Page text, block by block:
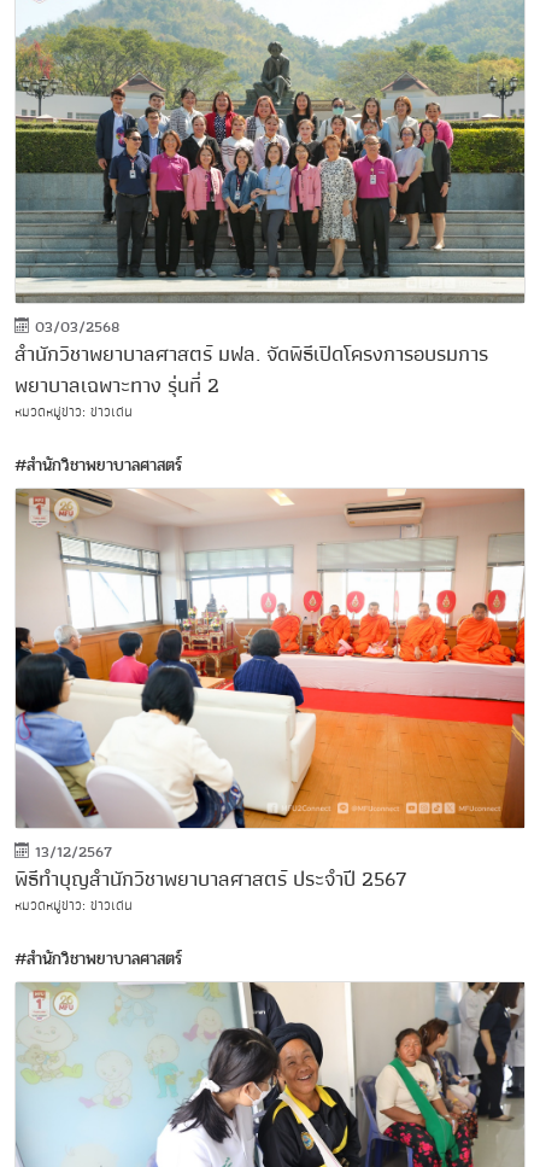
03/03/2568
สำนักวิชาพยาบาลศาสตร์ มฟล. จัดพิธีเปิดโครงการอบรมการ
พยาบาลเฉพาะทาง รุ่นที่ 2
หมวดหมู่ข่าว: ข่าวเด่น
#สำนักวิชาพยาบาลศาสตร์
13/12/2567
พิธีทำบุญสำนักวิชาพยาบาลศาสตร์ ประจำปี 2567
หมวดหมู่ข่าว: ข่าวเด่น
#สำนักวิชาพยาบาลศาสตร์